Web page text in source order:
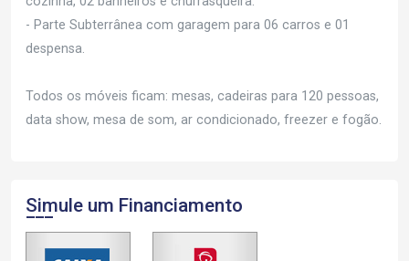
- Parte Subterrânea com garagem para 06 carros e 01
despensa.
Todos os móveis ficam: mesas, cadeiras para 120 pessoas,
data show, mesa de som, ar condicionado, freezer e fogão.
Simule um Financiamento